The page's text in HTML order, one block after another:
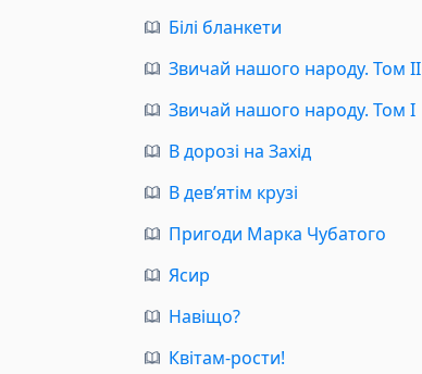
Білі бланкети
Звичай нашого народу. Том II
Звичай нашого народу. Том I
В дорозі на Захід
В дев’ятім крузі
Пригоди Марка Чубатого
Ясир
Навіщо?
Квітам-рости!